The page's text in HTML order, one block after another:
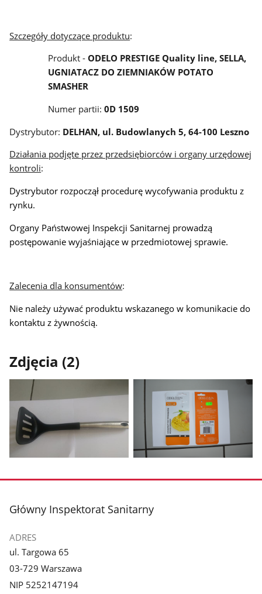
Szczegóły dotyczące produktu:
Produkt -ODELO PRESTIGE Quality line, SELLA,
UGNIATACZ DO ZIEMNIAKÓW POTATO
SMASHER
Numer partii:0D 1509
Dystrybutor: DELHAN, ul. Budowlanych 5, 64-100 Leszno
Działania podjęte przez przedsiębiorców i organy urzędowej
kontroli:
Dystrybutor rozpoczął procedurę wycofywania produktu z
rynku.
Organy Państwowej Inspekcji Sanitarnej prowadzą
postępowanie wyjaśniające w przedmiotowej sprawie.
Zalecenia dla konsumentów:
Nie należy używać produktu wskazanego w komunikacie do
kontaktu z żywnością.
Zdjęcia (2)
zdjęcie
galerii.
zdjęcie
galerii.
stopka
Główny Inspektorat Sanitarny
ADRES
ul. Targowa 65
03-729 Warszawa
NIP 5252147194